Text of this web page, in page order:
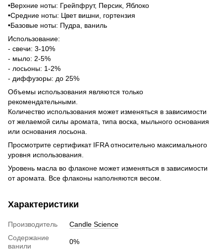
•Верхние ноты: Грейпфрут, Персик, Яблоко
•Средние ноты: Цвет вишни, гортензия
•Базовые ноты: Пудра, ваниль
Использование:
- свечи: 3-10%
- мыло: 2-5%
- лосьоны: 1-2%
- диффузоры: до 25%
Объемы использования являются только
рекомендательными.
Количество использования может изменяться в зависимости
от желаемой силы аромата, типа воска, мыльного основания
или основания лосьона.
Просмотрите сертификат IFRA относительно максимального
уровня использования.
Уровень масла во флаконе может изменяться в зависимости
от аромата. Все флаконы наполняются весом.
Характеристики
Производитель
Candle Science
Содержание
ванили
0%